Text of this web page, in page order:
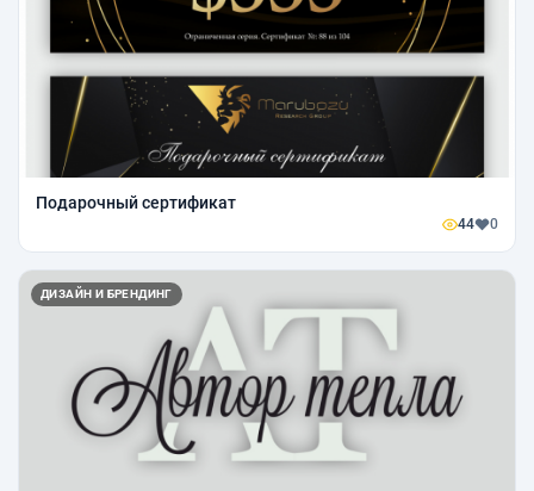
Подарочный сертификат
44 0
ДИЗАЙН И БРЕНДИНГ